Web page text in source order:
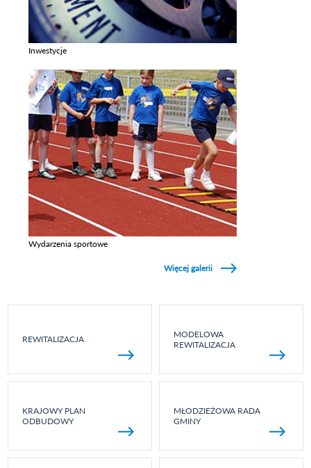
Inwestycje
Wydarzenia sportowe
Więcej galerii
REWITALIZACJA
MODELOWA
REWITALIZACJA
KRAJOWY PLAN
ODBUDOWY
MŁODZIEŻOWA RADA
GMINY